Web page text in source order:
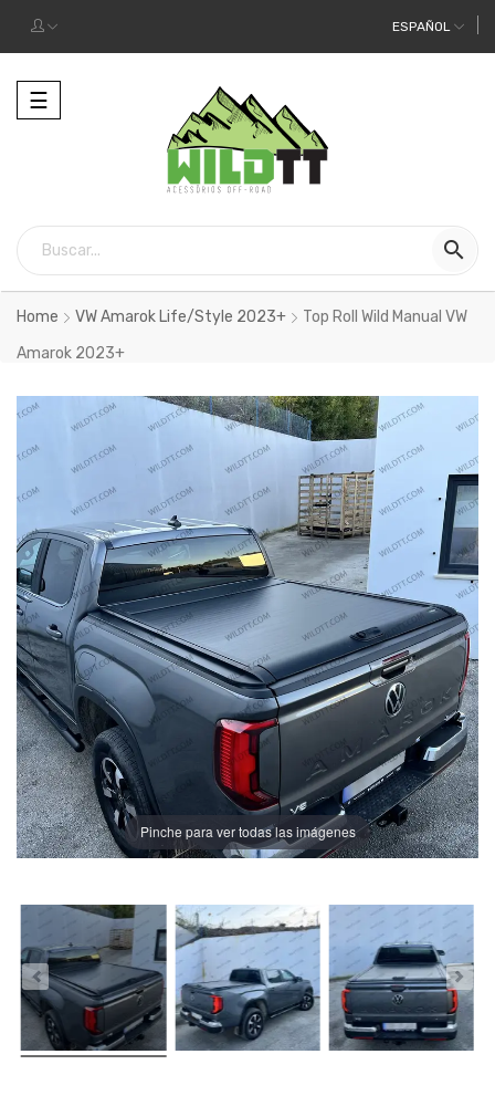
ESPAÑOL
Alternar
la
☰

Home VW Amarok Life/Style 2023+
Top Roll Wild Manual VW
Amarok 2023+
Pinche para ver todas las imágenes